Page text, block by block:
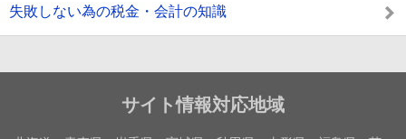
失敗しない為の税金・会計の知識
サイト情報対応地域